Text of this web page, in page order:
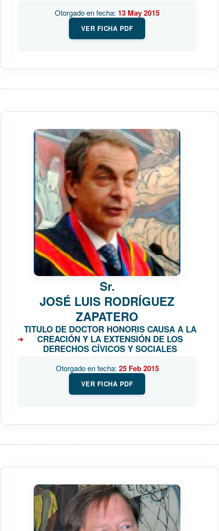
Otorgado en fecha: 13 May 2015
VER FICHA PDF
Sr.
JOSÉ LUIS RODRÍGUEZ
ZAPATERO
TITULO DE DOCTOR HONORIS CAUSA A LA
CREACIÓN Y LA EXTENSIÓN DE LOS
DERECHOS CÍVICOS Y SOCIALES
Otorgado en fecha: 25 Feb 2015
VER FICHA PDF